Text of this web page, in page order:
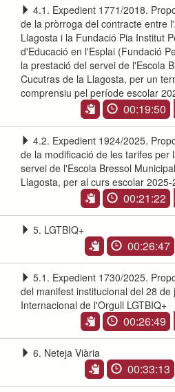
4.1. Expedient 1771/2018.
de la pròrroga del contracte entre
Llagosta i la Fundació Pia Institut
d'Educació en l'Esplai (Fundació
la prestació del servei de l'Escola
Cucutras de la Llagosta, per un
comprensiu pel període escolar
00:19:50
4.2. Expedient 1924/2025.
de la modificació de les tarifes per
servei de l'Escola Bressol
Llagosta, per al curs escolar
00:21:22
5. LGTBIQ+
00:26:47
5.1. Expedient 1730/2025.
del manifest institucional del 28 de
Internacional de l'Orgull LGTBIQ+
00:26:49
6. Neteja Viària
00:33:13